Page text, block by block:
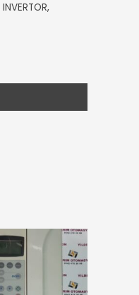
INVERTOR,